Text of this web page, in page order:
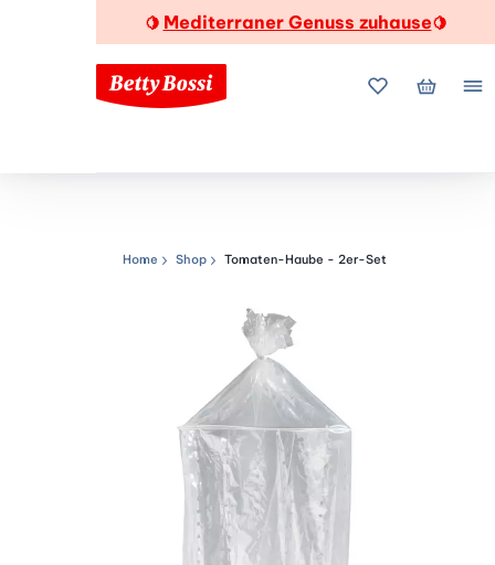
🍋 Mediterraner Genuss zuhause🍋
MeineMein
Navigationspfad
Home Shop Tomaten-Haube - 2er-Set